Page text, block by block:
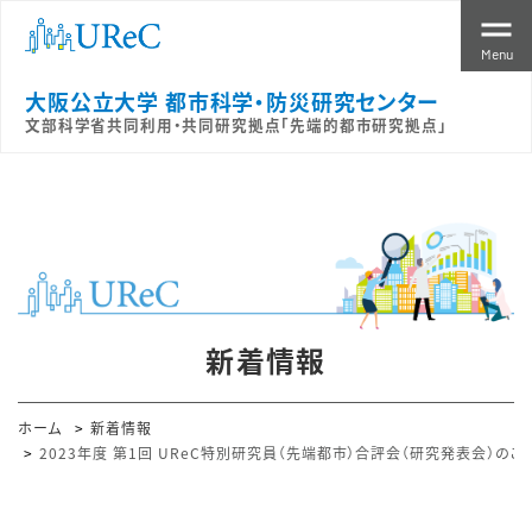
大阪公立大学 都市科学・防災研究センター
文部科学省共同利用・共同研究拠点「先端的都市研究拠点」
Menu
新着情報
ホーム
新着情報
2023年度 第1回 UReC特別研究員（先端都市）合評会（研究発表会）のご